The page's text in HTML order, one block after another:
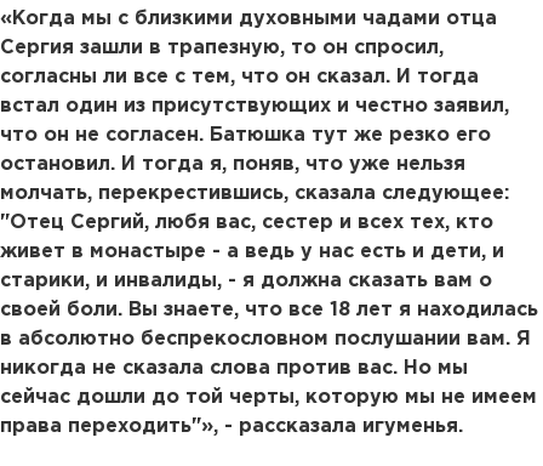
«Когда мы с близкими духовными чадами отца
Сергия зашли в трапезную, то он спросил,
согласны ли все с тем, что он сказал. И тогда
встал один из присутствующих и честно заявил,
что он не согласен. Батюшка тут же резко его
остановил. И тогда я, поняв, что уже нельзя
молчать, перекрестившись, сказала следующее:
"Отец Сергий, любя вас, сестер и всех тех, кто
живет в монастыре - а ведь у нас есть и дети, и
старики, и инвалиды, - я должна сказать вам о
своей боли. Вы знаете, что все 18 лет я находилась
в абсолютно беспрекословном послушании вам. Я
никогда не сказала слова против вас. Но мы
сейчас дошли до той черты, которую мы не имеем
права переходить"», - рассказала игуменья.